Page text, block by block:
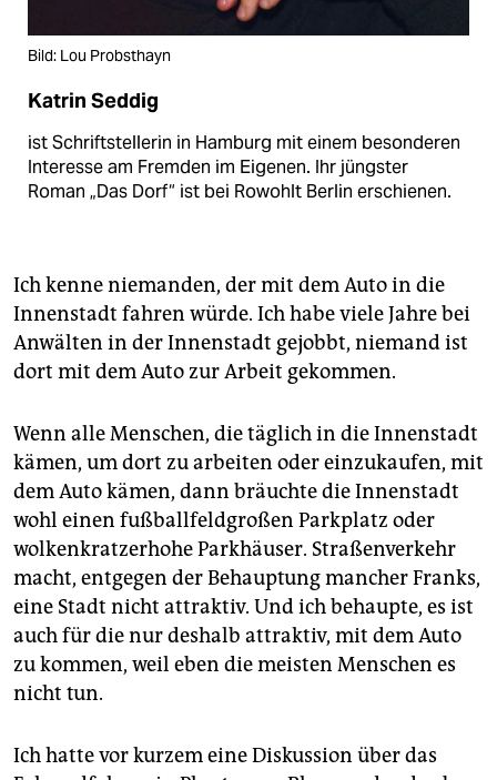
Bild: Lou Probsthayn
Katrin Seddig
ist Schriftstellerin in Hamburg mit einem besonderen
Interesse am Fremden im Eigenen. Ihr jüngster
Roman „Das Dorf“ ist bei Rowohlt Berlin erschienen.
Ich kenne niemanden, der mit dem Auto in die
Innenstadt fahren würde. Ich habe viele Jahre bei
Anwälten in der Innenstadt gejobbt, niemand ist
dort mit dem Auto zur Arbeit gekommen.
Wenn alle Menschen, die täglich in die Innenstadt
kämen, um dort zu arbeiten oder einzukaufen, mit
dem Auto kämen, dann bräuchte die Innenstadt
wohl einen fußballfeldgroßen Parkplatz oder
wolkenkratzerhohe Parkhäuser. Straßenverkehr
macht, entgegen der Behauptung mancher Franks,
eine Stadt nicht attraktiv. Und ich behaupte, es ist
auch für die nur deshalb attraktiv, mit dem Auto
zu kommen, weil eben die meisten Menschen es
nicht tun.
Ich hatte vor kurzem eine Diskussion über das